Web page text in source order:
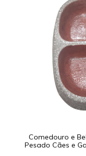
Comedouro e
Pesado Cães e